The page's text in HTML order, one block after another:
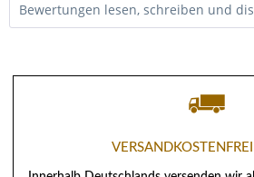
Bewertungen lesen, schreiben und